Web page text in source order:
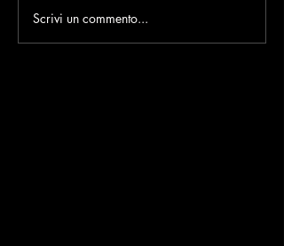
Scrivi un commento...